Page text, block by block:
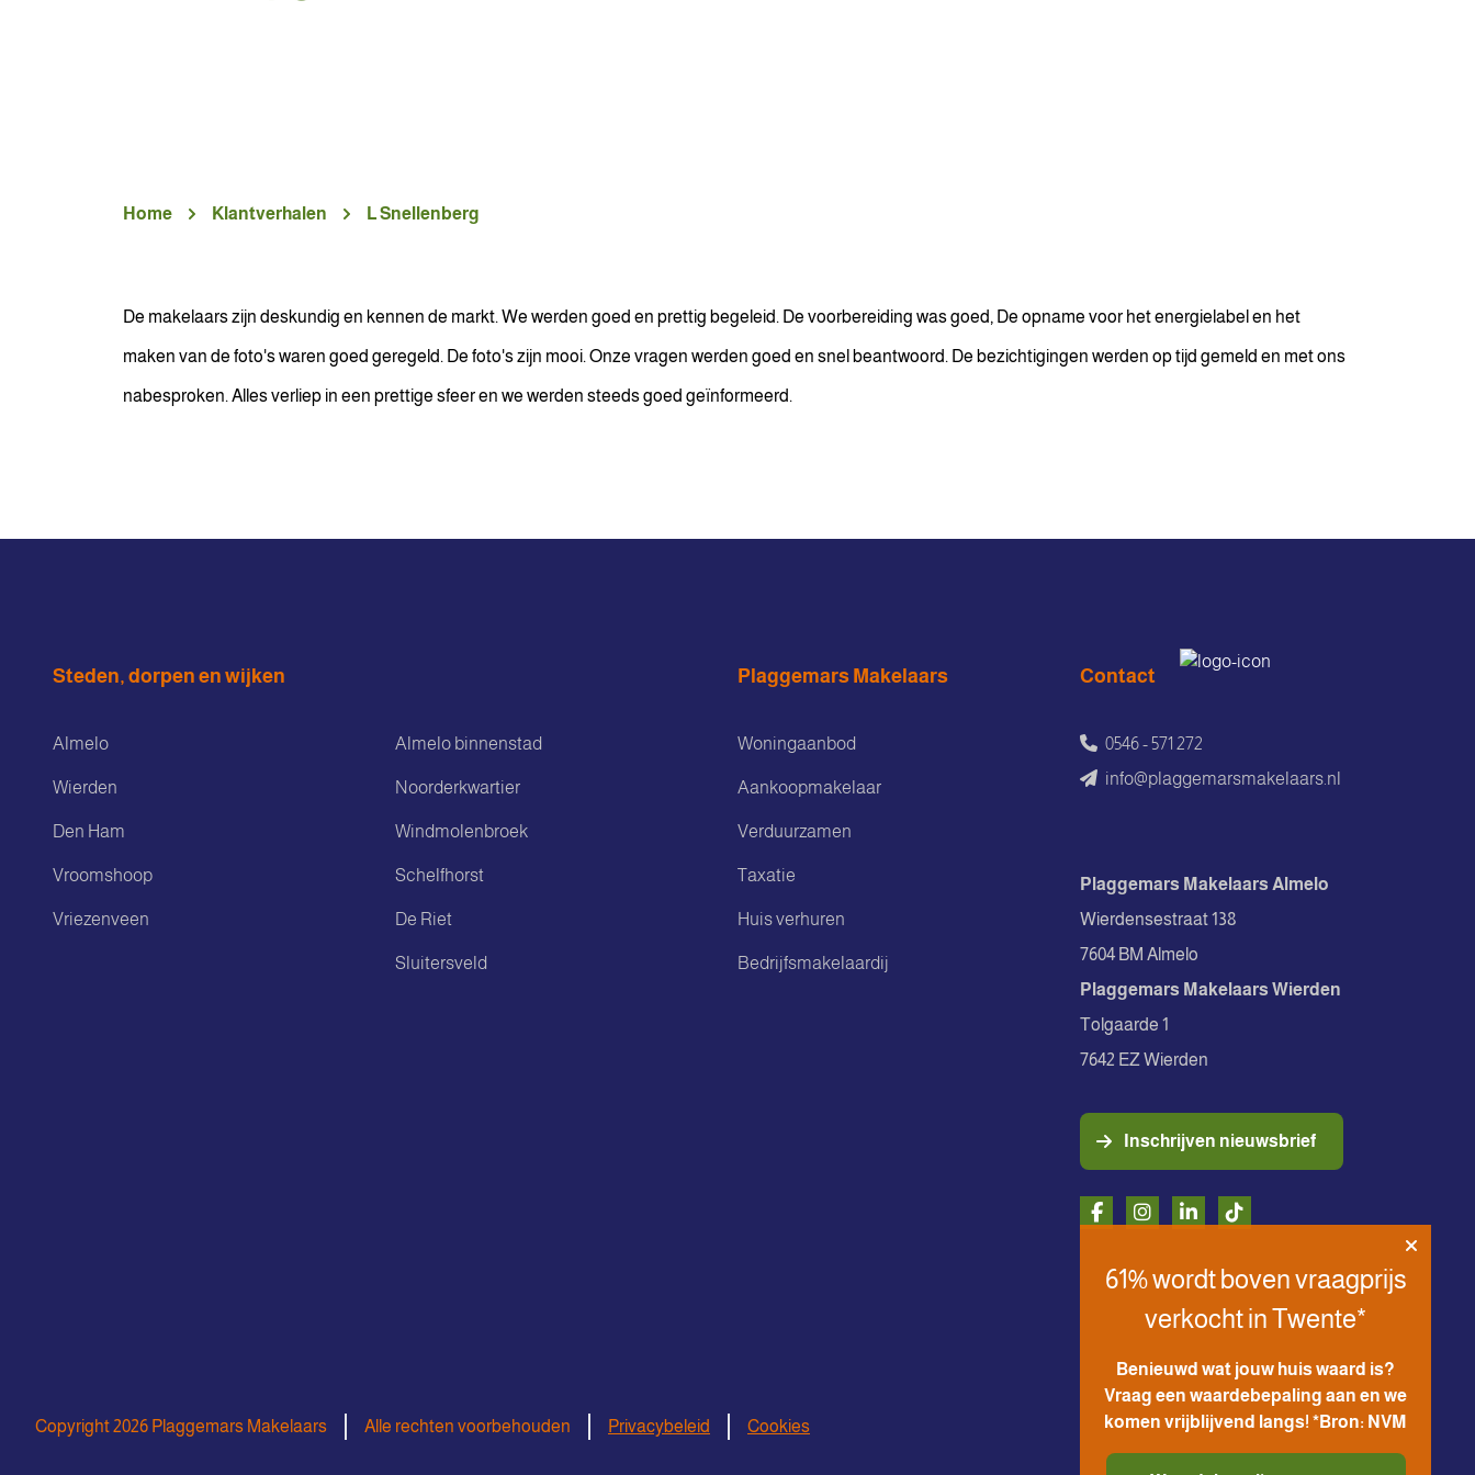
Home Klantverhalen L Snellenberg
De makelaars zijn deskundig en kennen de markt. We werden goed en prettig begeleid. De voorbereiding was goed, De opname voor het energielabel en het
maken van de foto's waren goed geregeld. De foto's zijn mooi. Onze vragen werden goed en snel beantwoord. De bezichtigingen werden op tijd gemeld en met ons
nabesproken. Alles verliep in een prettige sfeer en we werden steeds goed geïnformeerd.
Steden, dorpen en wijken
Almelo
Wierden
Den Ham
Vroomshoop
Vriezenveen
Almelo binnenstad
Noorderkwartier
Windmolenbroek
Schelfhorst
De Riet
Sluitersveld
Plaggemars Makelaars
Woningaanbod
Aankoopmakelaar
Verduurzamen
Taxatie
Huis verhuren
Bedrijfsmakelaardij
Contact
0546 - 571 272
info@plaggemarsmakelaars.nl
Plaggemars Makelaars Almelo
Wierdensestraat 138
7604 BM Almelo
Plaggemars Makelaars Wierden
Tolgaarde 1
7642 EZ Wierden
Inschrijven nieuwsbrief
Copyright 2026 Plaggemars Makelaars Alle rechten voorbehouden Privacybeleid Cookies
61% wordt boven vraagprijs
verkocht in Twente*
Benieuwd wat jouw huis waard is?
Vraag een waardebepaling aan en we
komen vrijblijvend langs! *Bron: NVM